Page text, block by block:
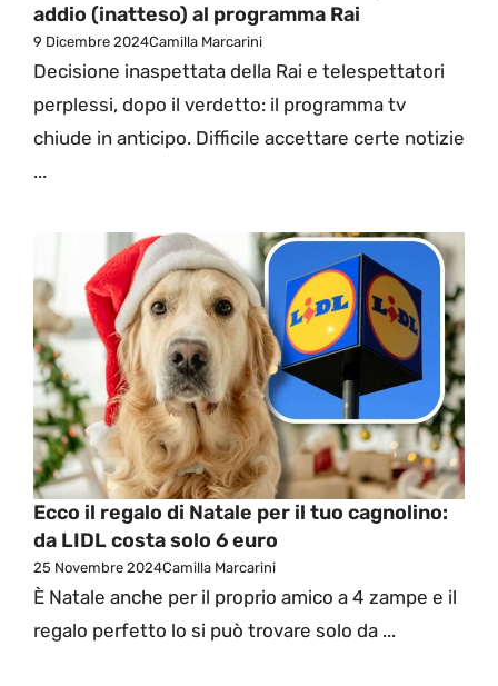
addio (inatteso) al programma Rai
9 Dicembre 2024Camilla Marcarini
Decisione inaspettata della Rai e telespettatori
perplessi, dopo il verdetto: il programma tv
chiude in anticipo. Difficile accettare certe notizie
...
Ecco il regalo di Natale per il tuo cagnolino:
da LIDL costa solo 6 euro
25 Novembre 2024Camilla Marcarini
È Natale anche per il proprio amico a 4 zampe e il
regalo perfetto lo si può trovare solo da ...